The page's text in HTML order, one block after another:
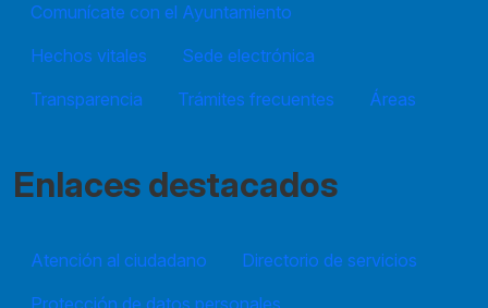
Comunícate con el Ayuntamiento
Hechos vitales
Sede electrónica
Transparencia
Trámites frecuentes Áreas
Enlaces destacados
Atención al ciudadano
Directorio de servicios